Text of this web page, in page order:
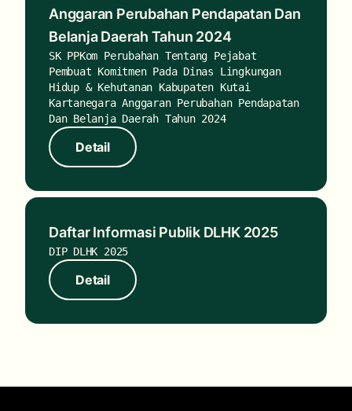
Anggaran Perubahan Pendapatan Dan
Belanja Daerah Tahun 2024
SK PPKom Perubahan Tentang Pejabat
Pembuat Komitmen Pada Dinas Lingkungan
Hidup & Kehutanan Kabupaten Kutai
Kartanegara Anggaran Perubahan Pendapatan
Dan Belanja Daerah Tahun 2024
Detail
Detail
Daftar Informasi Publik DLHK 2025
DIP DLHK 2025
Detail
Detail